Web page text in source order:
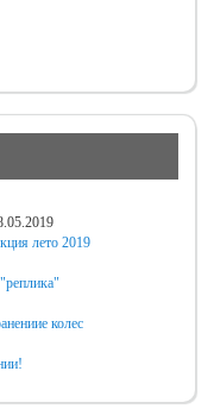
лето 2019
колес